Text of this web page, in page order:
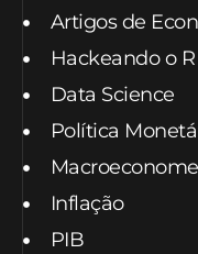
Artigos de
Hackeando o R
Data Science
Política
Inflação
PIB